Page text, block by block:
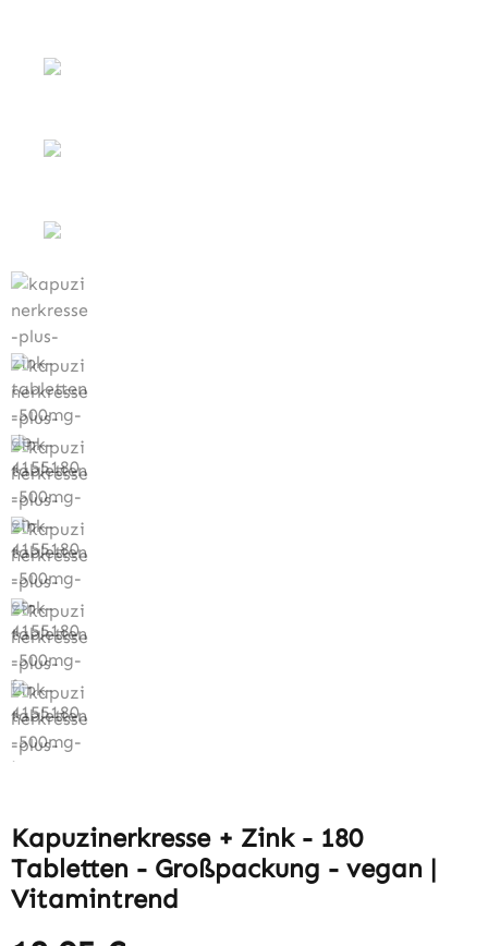
Kapuzinerkresse + Zink - 180
Tabletten - Großpackung - vegan |
Vitamintrend